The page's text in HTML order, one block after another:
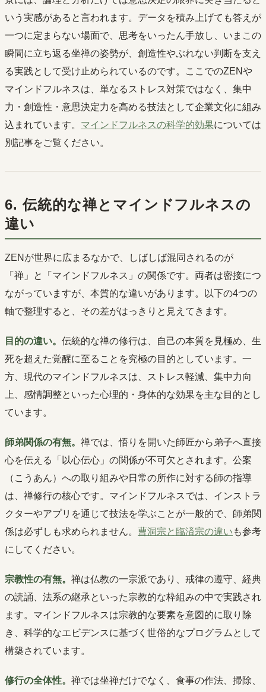
いう実感があると言われます。データを積み上げても答えが
一つに定まらない場面で、思考をいったん手放し、いまこの
瞬間に立ち返る坐禅の姿勢が、創造性やぶれない判断を支え
る実践として受け止められているのです。ここでのZENや
マインドフルネスは、単なるストレス対策ではなく、集中
力・創造性・意思決定力を高める技法として企業文化に組み
込まれています。 マインドフルネスの科学的効果については
別記事をご覧ください。
6. 伝統的な禅とマインドフルネスの
違い
ZENが世界に広まるなかで、しばしば混同されるのが
「禅」と「マインドフルネス」の関係です。両者は密接につ
ながっていますが、本質的な違いがあります。以下の4つの
軸で整理すると、その差がはっきりと見えてきます。
目的の違い。 伝統的な禅の修行は、自己の本質を見極め、生
死を超えた覚醒に至ることを究極の目的としています。一
方、現代のマインドフルネスは、ストレス軽減、集中力向
上、感情調整といった心理的・身体的な効果を主な目的とし
ています。
師弟関係の有無。 禅では、悟りを開いた師匠から弟子へ直接
心を伝える「以心伝心」の関係が不可欠とされます。公案
（こうあん）への取り組みや日常の所作に対する師の指導
は、禅修行の核心です。マインドフルネスでは、インストラ
クターやアプリを通じて技法を学ぶことが一般的で、師弟関
係は必ずしも求められません。 曹洞宗と臨済宗の違い も参考
にしてください。
宗教性の有無。 禅は仏教の一宗派であり、戒律の遵守、経典
の読誦、法系の継承といった宗教的な枠組みの中で実践され
ます。マインドフルネスは宗教的な要素を意図的に取り除
き、科学的なエビデンスに基づく世俗的なプログラムとして
構築されています。
修行の全体性。 禅では坐禅だけでなく、食事の作法、掃除、